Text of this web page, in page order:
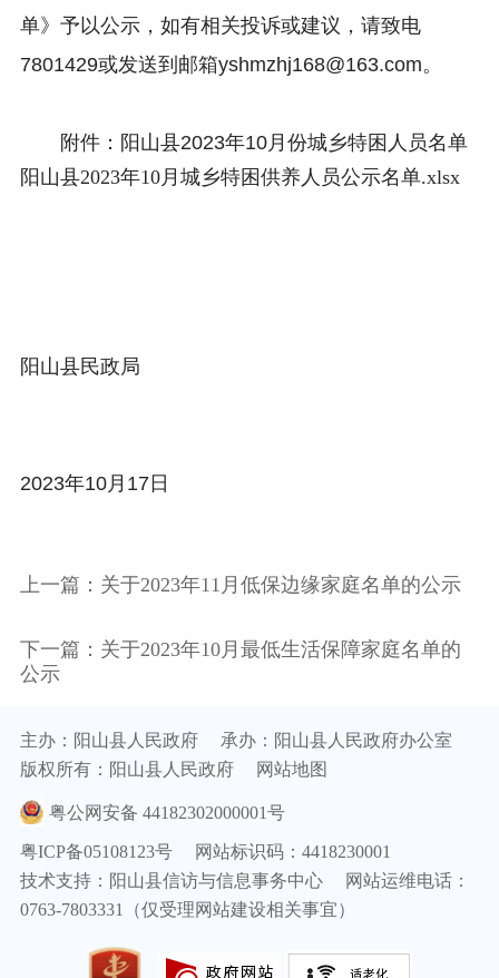
单》予以公示，如有相关投诉或建议，请致电
7801429或发送到邮箱yshmzhj168@163.com。
附件：阳山县2023年10月份城乡特困人员名单
阳山县2023年10月城乡特困供养人员公示名单.xlsx
阳山县民政局
2023年10月17日
上一篇：关于2023年11月低保边缘家庭名单的公示
下一篇：关于2023年10月最低生活保障家庭名单的
公示
主办：阳山县人民政府
承办：阳山县人民政府办公室
版权所有：阳山县人民政府
网站地图
粤公网安备 44182302000001号
粤ICP备05108123号
网站标识码：4418230001
技术支持：阳山县信访与信息事务中心
网站运维电话：
0763-7803331（仅受理网站建设相关事宜）